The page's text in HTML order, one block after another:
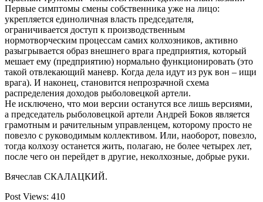
Первые симптомы смены собственника уже на лицо:
укрепляется единоличная власть председателя,
ограничивается доступ к производственным
нормотворческим процессам самих колхозников, активно
разыгрывается образ внешнего врага предприятия, который
мешает ему (предприятию) нормально функционировать (это
такой отвлекающий маневр. Когда дела идут из рук вон – ищи
врага). И наконец, становится непрозрачной схема
распределения доходов рыболовецкой артели.
Не исключено, что мои версии останутся все лишь версиями,
а председатель рыболовецкой артели Андрей Боков является
грамотным и рачительным управленцем, которому просто не
повезло с руководимым коллективом. Или, наоборот, повезло,
тогда колхозу останется жить, полагаю, не более четырех лет,
после чего он перейдет в другие, неколхозные, добрые руки.
Вячеслав СКАЛАЦКИЙ.
Post Views: 410